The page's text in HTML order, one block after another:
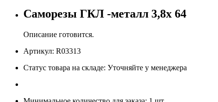
Саморезы ГКЛ -металл 3,8х 64
Описание готовится.
Артикул: R03313
Статус товара на складе: Уточняйте у менеджера